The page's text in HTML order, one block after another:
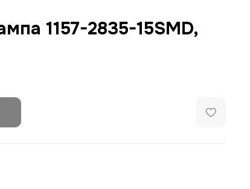
1157-2835-15SMD,